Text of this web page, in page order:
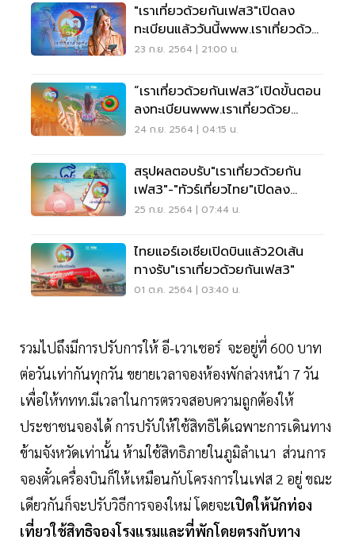
"เราเที่ยวด้วยกันเฟส3"เปิดลง
ทะเบียนแล้ววันนี้www.เราเที่ยวด้วย
กัน.com
23 ก.ย. 2564 | 21:00 น.
“เราเที่ยวด้วยกันเฟส3”เปิดขั้นตอน
ลงทะเบียนwww.เราเที่ยวด้วย
กัน.com
24 ก.ย. 2564 | 04:15 น.
สรุปผลตอบรับ"เราเที่ยวด้วยกัน
เฟส3"-"ทัวร์เที่ยวไทย"เปิดลง
ทะเบียนวันแรก
25 ก.ย. 2564 | 07:44 น.
ไทยแอร์เอเชียเปิดบินแล้ว20เส้น
ทางรับ"เราเที่ยวด้วยกันเฟส3"
01 ต.ค. 2564 | 03:40 น.
รวมไปถึงมีการปรับการให้ อี-เวาเชอร์ จะอยู่ที่ 600 บาท
ต่อวันเท่ากันทุกวัน ขยายเวลาจองห้องพักล่วงหน้า 7 วัน
เพื่อให้ททท.มีเวลาในการตรวจสอบความถูกต้องให้
ประชาชนจองได้ การปรับให้ใช้สิทธิได้เฉพาะการเดินทาง
ข้ามจังหวัดเท่านั้น ห้ามใช้สิทธิภายในภูมิลำเนา ส่วนการ
จองตั๋วเครื่องบินก็ให้เหมือนกับโครงการในเฟส 2 อยู่ ขณะ
เดียวกันก็จะปรับวิธีการจองใหม่ โดยจะเปิดให้นักท่อง
เที่ยวใช้สิทธิจองโรงแรมและที่พักโดยตรงกับทาง